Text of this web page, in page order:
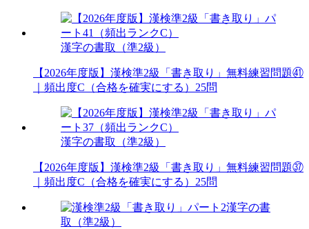
漢字の書取（準2級）
【2026年度版】漢検準2級「書き取り」無料練習問題㊶
｜頻出度C（合格を確実にする）25問
漢字の書取（準2級）
【2026年度版】漢検準2級「書き取り」無料練習問題㊲
｜頻出度C（合格を確実にする）25問
漢字の書
取（準2級）